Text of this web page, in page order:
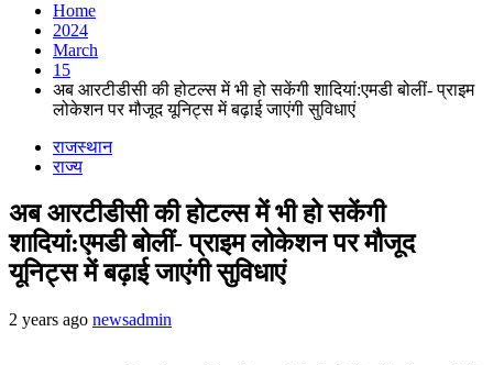
Home
2024
March
15
अब आरटीडीसी की होटल्स में भी हो सकेंगी शादियां:एमडी बोलीं- प्राइम
लोकेशन पर मौजूद यूनिट्स में बढ़ाई जाएंगी सुविधाएं
राजस्थान
राज्य
अब आरटीडीसी की होटल्स में भी हो सकेंगी
शादियां:एमडी बोलीं- प्राइम लोकेशन पर मौजूद
यूनिट्स में बढ़ाई जाएंगी सुविधाएं
2 years ago newsadmin